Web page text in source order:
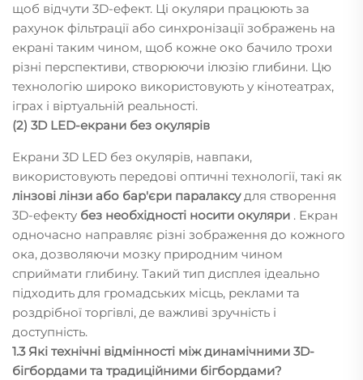
щоб відчути 3D-ефект. Ці окуляри працюють за
рахунок фільтрації або синхронізації зображень на
екрані таким чином, щоб кожне око бачило трохи
різні перспективи, створюючи ілюзію глибини. Цю
технологію широко використовують у кінотеатрах,
іграх і віртуальній реальності.
(2) 3D LED-екрани без окулярів
Екрани 3D LED без окулярів, навпаки,
використовують передові оптичні технології, такі як
лінзові лінзи або бар'єри паралаксудля створення
3D-ефекту без необхідності носити окуляри . Екран
одночасно направляє різні зображення до кожного
ока, дозволяючи мозку природним чином
сприймати глибину. Такий тип дисплея ідеально
підходить для громадських місць, реклами та
роздрібної торгівлі, де важливі зручність і
доступність.
1.3 Які технічні відмінності між динамічними 3D-
бігбордами та традиційними бігбордами?